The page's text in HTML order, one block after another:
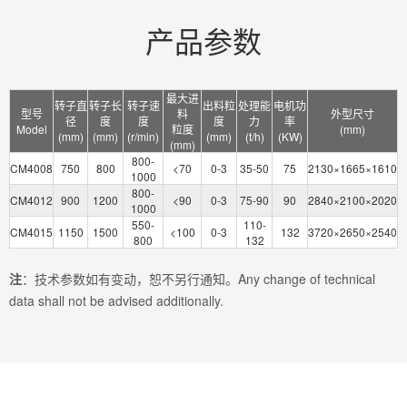
产品参数
型号
Model
转子直
径
(mm)
转子长
度
(mm)
转子速
度
(r/min)
最大进
料
粒度
(mm)
出料粒
度
(mm)
处理能
力
(t/h)
电机功
率
(KW)
外型尺寸
(mm)
CM4008 750 800
800-
1000
<70 0-3 35-50 75 2130×1665×1610
CM4012 900 1200
800-
1000
<90 0-3 75-90 90 2840×2100×2020
CM4015 1150 1500
550-
800
<100 0-3
110-
132
132 3720×2650×2540
注：技术参数如有变动，恕不另行通知。Any change of technical
data shall not be advised additionally.